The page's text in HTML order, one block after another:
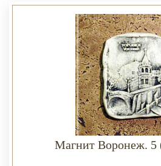
Магнит Воронеж. 5